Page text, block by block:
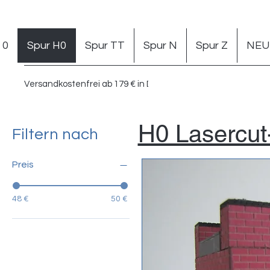
Versandkostenfrei ab 179 € in DE
0 Spur H0 Spur TT Spur N Spur Z
Filtern nach
Preis
48 € 50 €
H0